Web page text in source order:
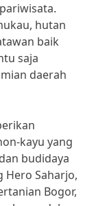
hutan
baik
saja
daerah
kayu yang
budidaya
Hero Saharjo,
Bogor,